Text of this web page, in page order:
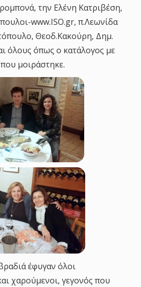
την Ελένη Κατριβέση,
www.ISO.gr, π.Λεωνίδα
Θεοδ.Κακούρη, Δημ.
όλους όπως ο κατάλογος με
μοιράστηκε.
έφυγαν όλοι
χαρούμενοι, γεγονός που